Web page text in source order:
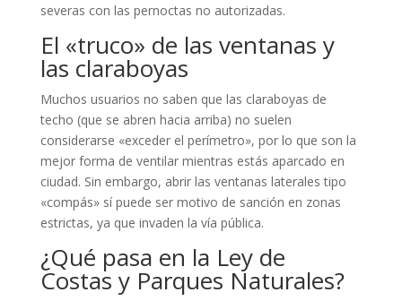
severas con las pernoctas no autorizadas.
El «truco» de las ventanas y
las claraboyas
Muchos usuarios no saben que las claraboyas de
techo (que se abren hacia arriba) no suelen
considerarse «exceder el perímetro», por lo que son la
mejor forma de ventilar mientras estás aparcado en
ciudad. Sin embargo, abrir las ventanas laterales tipo
«compás» sí puede ser motivo de sanción en zonas
estrictas, ya que invaden la vía pública.
¿Qué pasa en la Ley de
Costas y Parques Naturales?